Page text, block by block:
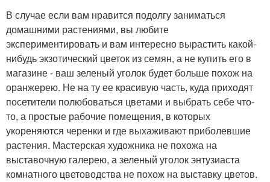
В случае если вам нравится подолгу заниматься
домашними растениями, вы любите
экспериментировать и вам интересно вырастить какой-
нибудь экзотический цветок из семян, а не купить его в
магазине - ваш зеленый уголок будет больше похож на
оранжерею. Не на ту ее красивую часть, куда приходят
посетители полюбоваться цветами и выбрать себе что-
то, а простые рабочие помещения, в которых
укореняются черенки и где выхаживают приболевшие
растения. Мастерская художника не похожа на
выставочную галерею, а зеленый уголок энтузиаста
комнатного цветоводства не похож на выставку цветов.